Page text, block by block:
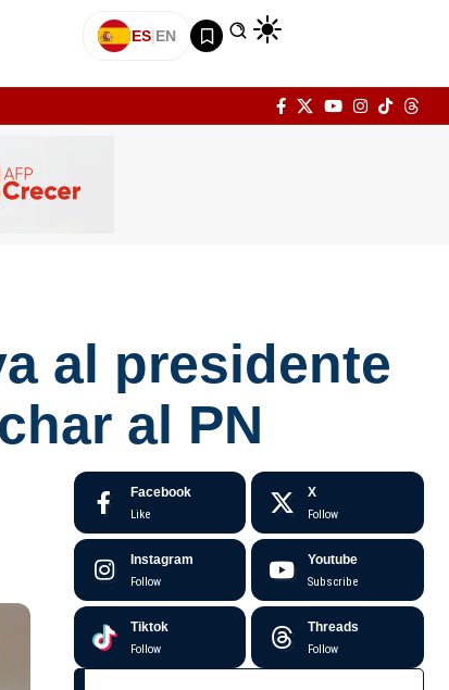
ES|EN
al presidente
al PN
Facebook
Like
X
Follow
Instagram
Follow
Youtube
Subscribe
Tiktok
Follow
Threads
Follow